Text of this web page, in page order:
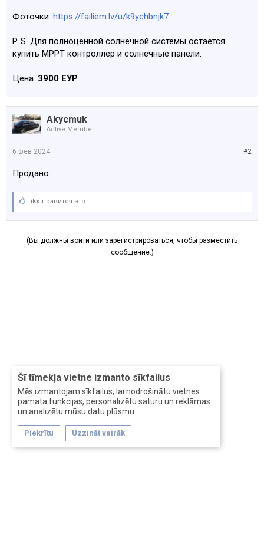
Šī tīmekļa vietne izmanto sīkfailus
Mēs izmantojam sīkfailus, lai nodrošinātu vietnes
pamata funkcijas, personalizētu saturu un reklāmas
un analizētu mūsu datu plūsmu.
Piekrītu Uzzināt vairāk
Фоточки: https://failiem.lv/u/k9ychbnjk7
P. S. Для полноценной солнечной системы остается
купить MPPT контроллер и солнечные панели.
Цена: 3900 ЕУР
Akycmuk
Active Member
#2
6 фев 2024
Продано.
iks нравится это.
(Вы должны войти или зарегистрироваться, чтобы разместить
сообщение.)